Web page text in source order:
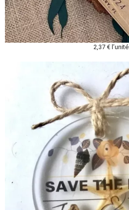
2,37 € l’unité